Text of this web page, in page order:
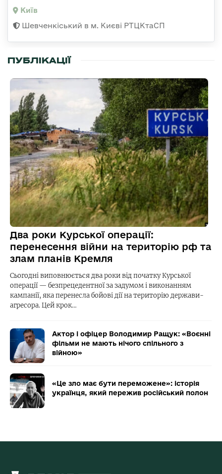
Київ
Шевченкіський в м. Києві РТЦКтаСП
ПУБЛІКАЦІЇ
Два роки Курської операції:
перенесення війни на територію рф та
злам планів Кремля
Сьогодні виповнюється два роки від початку Курської
операції — безпрецедентної за задумом і виконанням
кампанії, яка перенесла бойові дії на територію держави-
агресора. Цей крок…
Актор і офіцер Володимир Ращук: «Воєнні
фільми не мають нічого спільного з
війною»
«Це зло має бути переможене»: історія
українця, який пережив російський полон